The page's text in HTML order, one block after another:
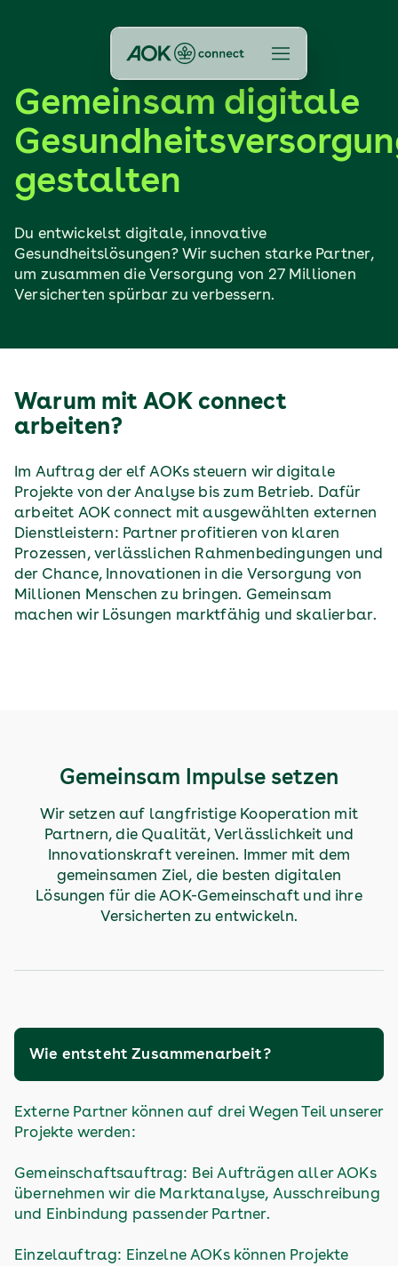
Gemeinsam digitale
gestalten
Du entwickelst digitale, innovative
Gesundheitslösungen? Wir suchen starke Partner,
um zusammen die Versorgung von 27 Millionen
Versicherten spürbar zu verbessern.
Warum mit AOK connect
arbeiten?
Im Auftrag der elf AOKs steuern wir digitale
Projekte von der Analyse bis zum Betrieb. Dafür
arbeitet AOK connect mit ausgewählten externen
Dienstleistern: Partner profitieren von klaren
Prozessen, verlässlichen Rahmenbedingungen und
der Chance, Innovationen in die Versorgung von
Millionen Menschen zu bringen. Gemeinsam
machen wir Lösungen marktfähig und skalierbar.
Gemeinsam Impulse setzen
Wir setzen auf langfristige Kooperation mit
Partnern, die Qualität, Verlässlichkeit und
Innovationskraft vereinen. Immer mit dem
gemeinsamen Ziel, die besten digitalen
Lösungen für die AOK-Gemeinschaft und ihre
Versicherten zu entwickeln.
Wie entsteht Zusammenarbeit?
Externe Partner können auf drei Wegen Teil unserer
Projekte werden:
Gemeinschaftsauftrag: Bei Aufträgen aller AOKs
übernehmen wir die Marktanalyse, Ausschreibung
und Einbindung passender Partner.
Einzelauftrag: Einzelne AOKs können Projekte